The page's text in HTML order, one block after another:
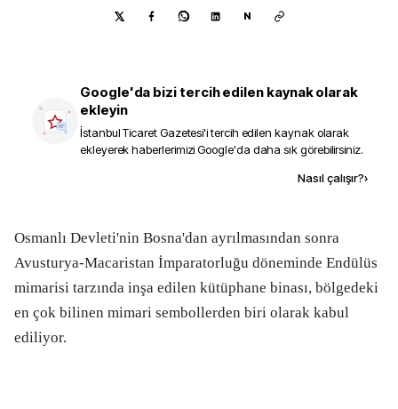
N
Google'da bizi tercih edilen kaynak olarak
ekleyin
İstanbul Ticaret Gazetesi'i tercih edilen kaynak olarak
ekleyerek haberlerimizi Google'da daha sık görebilirsiniz.
Nasıl çalışır?›
Osmanlı Devleti'nin Bosna'dan ayrılmasından sonra
Avusturya-Macaristan İmparatorluğu döneminde Endülüs
mimarisi tarzında inşa edilen kütüphane binası, bölgedeki
en çok bilinen mimari sembollerden biri olarak kabul
ediliyor.